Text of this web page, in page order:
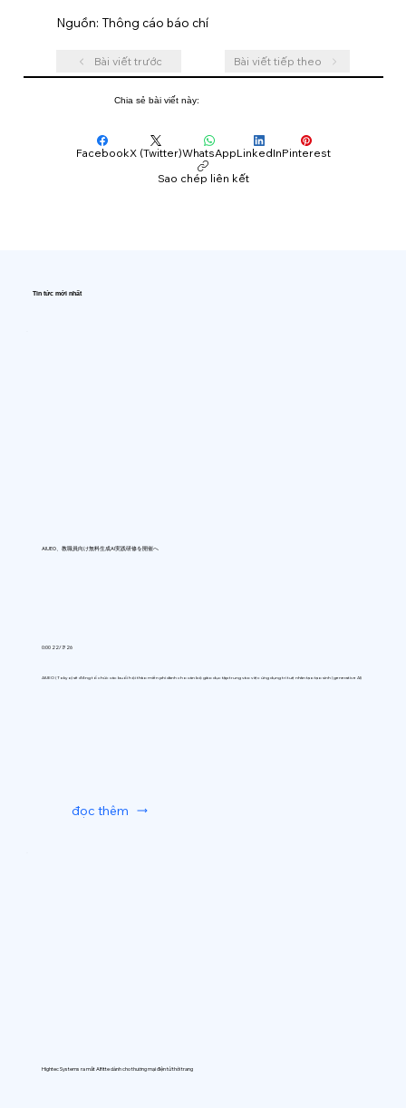
Nguồn: Thông cáo báo chí
Bài viết trước Bài viết tiếp theo
Chia sẻ bài viết này:
FacebookX (Twitter)WhatsAppLinkedInPinterest
Sao chép liên kết
Tin tức mới nhất
AIUEO、教職員向け無料生成AI実践研修を開催へ
0:00 22/7/26
AIUEO (Tokyo) sẽ đồng tổ chức các buổi hội thảo miễn phí dành cho cán bộ giáo dục tập trung vào việc ứng dụng trí tuệ nhân tạo tạo sinh (generative AI)
đọc thêm
Hightec Systems ra mắt AIfitte dành cho thương mại điện tử thời trang